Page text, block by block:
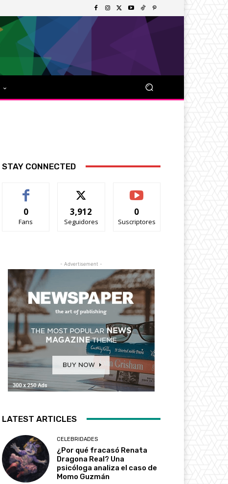
STAY CONNECTED
0
Fans
3,912
Seguidores
0
Suscriptores
- Advertisement -
LATEST ARTICLES
CELEBRIDADES
¿Por qué fracasó Renata
Dragona Real? Una
psicóloga analiza el caso de
Momo Guzmán